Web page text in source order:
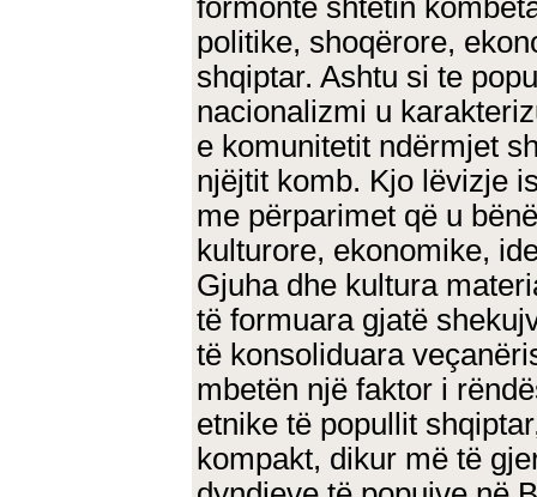
formonte shtetin
politike, shoqërore,
shqiptar. Ashtu si te
nacionalizmi u
e komunitetit ndërmjet
njëjtit komb. Kjo lëvizje
me përparimet që u
kulturore, ekonomike,
Gjuha dhe kultura
të formuara gjatë
të konsoliduara
mbetën një faktor i
etnike të popullit
kompakt, dikur më të